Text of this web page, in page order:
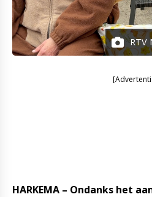
RTV
HARKEMA – Ondanks het